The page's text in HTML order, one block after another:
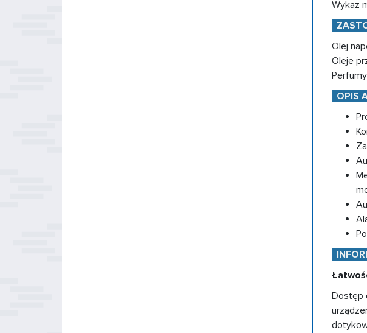
Wykaz
Olej
Oleje
OPIS
Dostęp